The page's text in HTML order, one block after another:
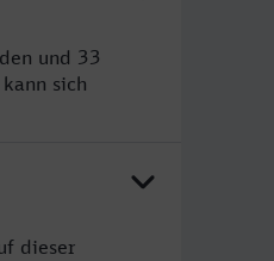
und 33
sich
dieser